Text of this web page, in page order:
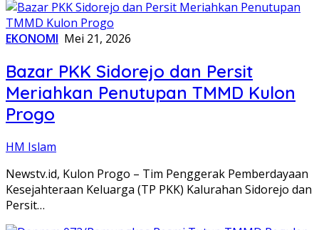
EKONOMI Mei 21, 2026
Bazar PKK Sidorejo dan Persit
Meriahkan Penutupan TMMD Kulon
Progo
HM Islam
Newstv.id, Kulon Progo – Tim Penggerak Pemberdayaan
Kesejahteraan Keluarga (TP PKK) Kalurahan Sidorejo dan
Persit…